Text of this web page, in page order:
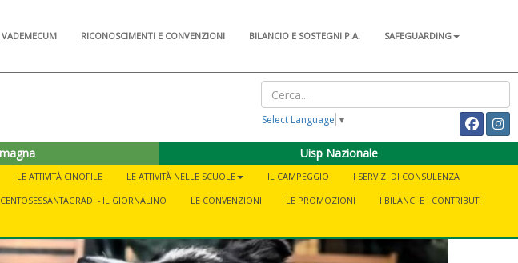
VADEMECUM RICONOSCIMENTI E CONVENZIONI BILANCIO E SOSTEGNI P.A.
SAFEGUARDING
Select Language ▼
Uisp Nazionale
LE ATTIVITÀ CINOFILE LE ATTIVITÀ NELLE SCUOLE IL CAMPEGGIO
I SERVIZI DI CONSULENZA
- IL GIORNALINO LE CONVENZIONI LE PROMOZIONI
I BILANCI E I CONTRIBUTI